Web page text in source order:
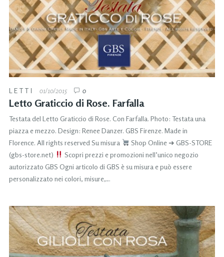
LETTI 01/10/2015 0
Letto Graticcio di Rose. Farfalla
Testata del Letto Graticcio di Rose. Con Farfalla. Photo: Testata una
piazza e mezzo. Design: Renee Danzer. GBS Firenze. Made in
Florence. All rights reserved Su misura
Shop Online ➜ GBS-STORE
(gbs-store.net)
Scopri prezzi e promozioni nell’unico negozio
autorizzato GBS Ogni articolo di GBS è su misura e può essere
personalizzato nei colori, misure,…